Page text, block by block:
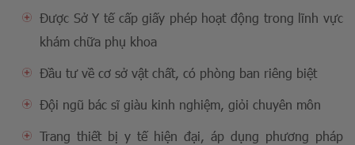
Được Sở Y tế cấp giấy phép hoạt động trong lĩnh vực
khám chữa phụ khoa
Đầu tư về cơ sở vật chất, có phòng ban riêng biệt
Đội ngũ bác sĩ giàu kinh nghiệm, giỏi chuyên môn
Trang thiết bị y tế hiện đại, áp dụng phương pháp